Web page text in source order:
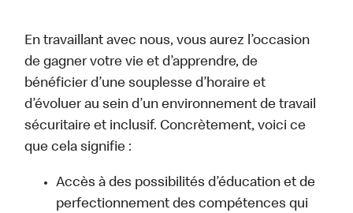
En travaillant avec nous, vous aurez l’occasion
de gagner votre vie et d’apprendre, de
bénéficier d’une souplesse d’horaire et
d’évoluer au sein d’un environnement de travail
sécuritaire et inclusif. Concrètement, voici ce
que cela signifie :
Accès à des possibilités d’éducation et de
perfectionnement des compétences qui